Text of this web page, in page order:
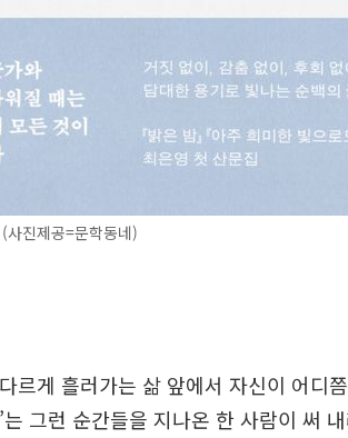
진제공=문학동네)
르게 흘러가는 삶 앞에서 자신이 어디
는 그런 순간들을 지나온 한 사람이 써